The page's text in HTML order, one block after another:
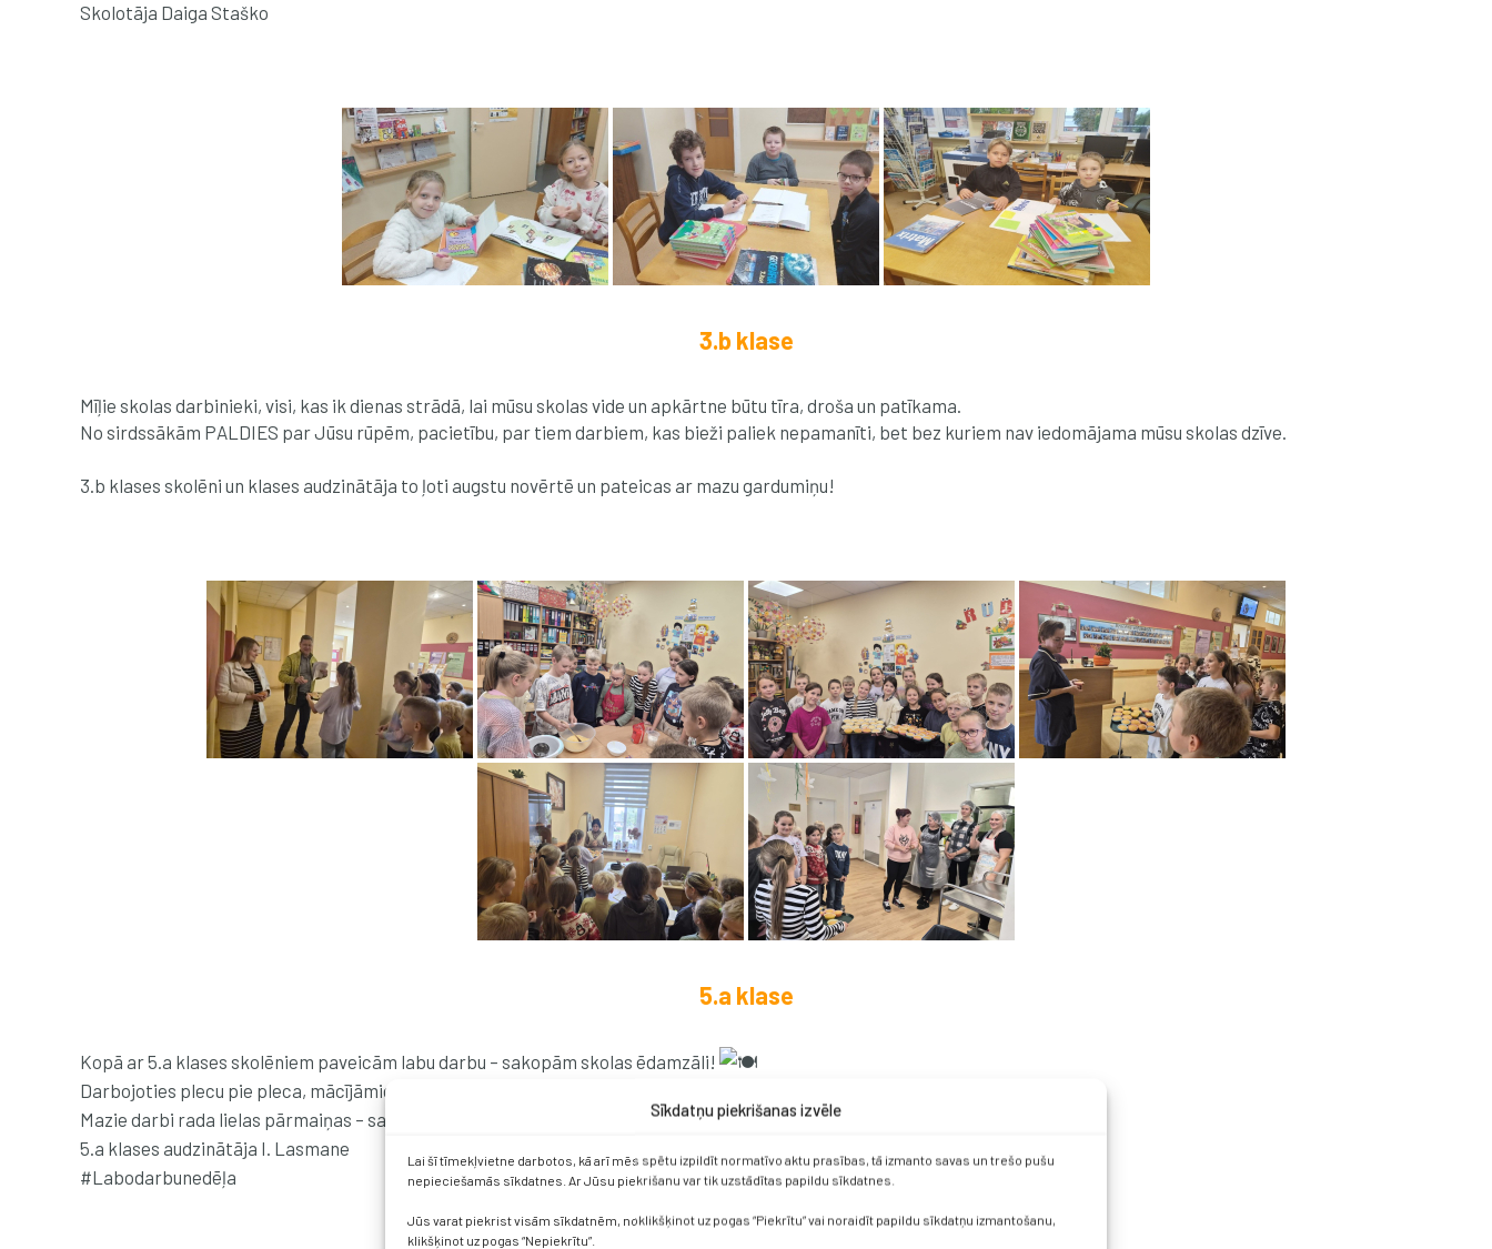
Sīkdatņu piekrišanas izvēle
Lai šī tīmekļvietne darbotos, kā arī mēs spētu izpildīt normatīvo aktu prasības, tā izmanto savas un trešo pušu
nepieciešamās sīkdatnes. Ar Jūsu piekrišanu var tik uzstādītas papildu sīkdatnes.
Jūs varat piekrist visām sīkdatnēm, noklikšķinot uz pogas “Piekrītu” vai noraidīt papildu sīkdatņu izmantošanu,
klikšķinot uz pogas “Nepiekrītu”.
Skolotāja Daiga Staško
3.b klase
Mīļie skolas darbinieki, visi, kas ik dienas strādā, lai mūsu skolas vide un apkārtne būtu tīra, droša un patīkama.
No sirdssākām PALDIES par Jūsu rūpēm, pacietību, par tiem darbiem, kas bieži paliek nepamanīti, bet bez kuriem nav iedomājama mūsu skolas dzīve.
3.b klases skolēni un klases audzinātāja to ļoti augstu novērtē un pateicas ar mazu gardumiņu!
5.a klase
Kopā ar 5.a klases skolēniem paveicām labu darbu – sakopām skolas ēdamzāli!
Darbojoties plecu pie pleca, mācījāmies atbildību, sadarbību un cieņu pret kopīgo vidi.
Mazie darbi rada lielas pārmaiņas – sadarbībā ir spēks!
5.a klases audzinātāja I. Lasmane
#Labodarbunedēļa